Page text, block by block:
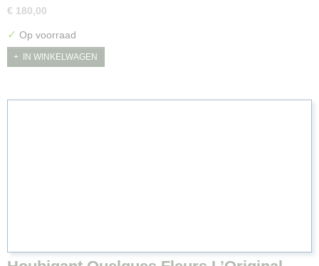
€ 180,00
✓ Op voorraad
IN WINKELWAGEN